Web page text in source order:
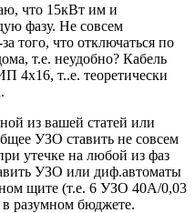
что 15кВт им и
фазу. Не совсем
того, что отключаться по
т.е. неудобно? Кабель
4х16, т..е. теоретически
из вашей статей или
УЗО ставить не совсем
утечке на любой из фаз
УЗО или диф.автоматы
щите (т.е. 6 УЗО 40А/0,03
в разумном бюджете.